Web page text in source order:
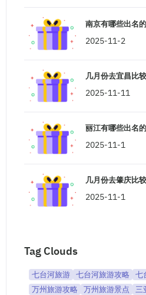
南京有哪些出名
2025-11-2
几月份去宜昌比
2025-11-11
丽江有哪些出名
2025-11-1
几月份去肇庆比
2025-11-1
Tag Clouds
七台河旅游 七台河旅游攻略 七
万州旅游攻略
万州旅游景点 三